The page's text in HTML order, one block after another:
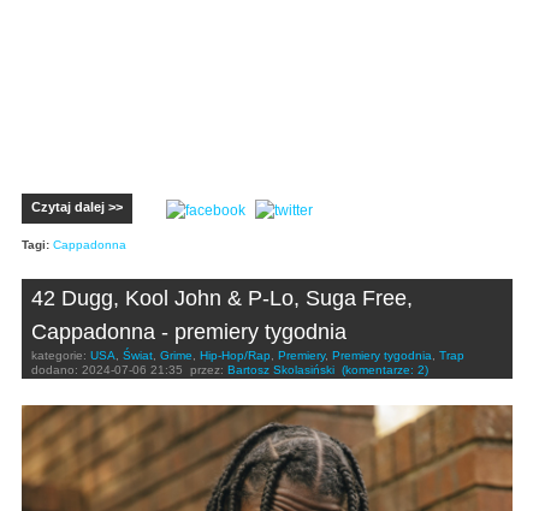
Czytaj dalej >>
Tagi: Cappadonna
42 Dugg, Kool John & P-Lo, Suga Free,
Cappadonna - premiery tygodnia
kategorie: USA Świat Grime Hip-Hop/Rap Premiery, Premiery tygodnia
Trap
dodano: 2024-07-06 21:35 przez: Bartosz Skolasiński (komentarze: 2)